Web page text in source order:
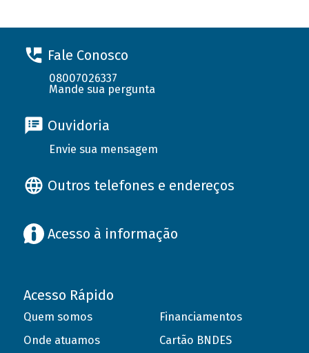
Fale Conosco
08007026337
Mande sua pergunta
Ouvidoria
Envie sua mensagem
Outros telefones e endereços
Acesso à informação
Acesso Rápido
Quem somos
Onde atuamos
Financiamentos
Cartão BNDES